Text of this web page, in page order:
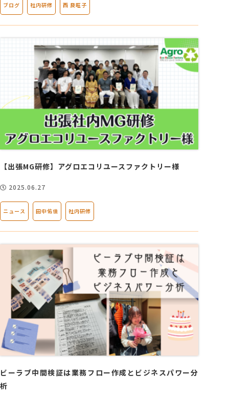
ブログ 社内研修 西 良旺子
【出張MG研修】アグロエコリユースファクトリー様
2025.06.27
ニュース 田中佑佳 社内研修
ビーラブ中間検証は業務フロー作成とビジネスパワー分
析